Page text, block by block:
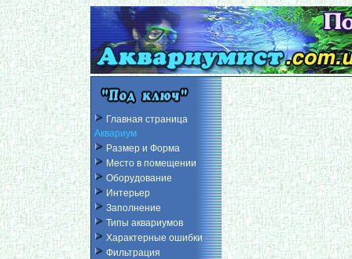
Главная страница
Аквариум
Размер и Форма
Место в помещении
Оборудование
Интерьер
Заполнение
Типы аквариумов
Характерные ошибки
Фильтрация